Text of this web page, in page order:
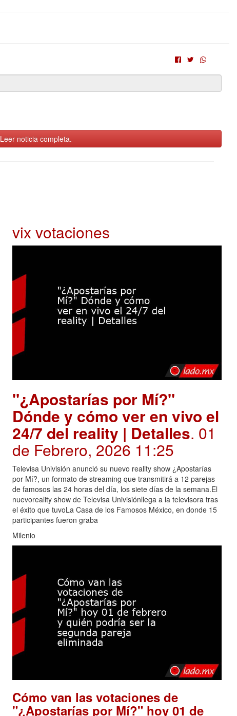
Leer noticia completa.
vix votaciones
"¿Apostarías por Mí?"
Dónde y cómo ver en vivo el
24/7 del reality | Detalles. 01
de Febrero, 2026 11:25
Televisa Univisión anunció su nuevo reality show ¿Apostarías
por Mí?, un formato de streaming que transmitirá a 12 parejas
de famosos las 24 horas del día, los siete días de la semana.El
nuevoreality show de Televisa Univisiónllega a la televisora tras
el éxito que tuvoLa Casa de los Famosos México, en donde 15
participantes fueron graba
Milenio
Cómo van las votaciones de
"¿Apostarías por Mí?" hoy 01 de